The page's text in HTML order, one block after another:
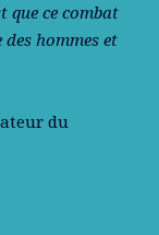
que ce combat
hommes et
du